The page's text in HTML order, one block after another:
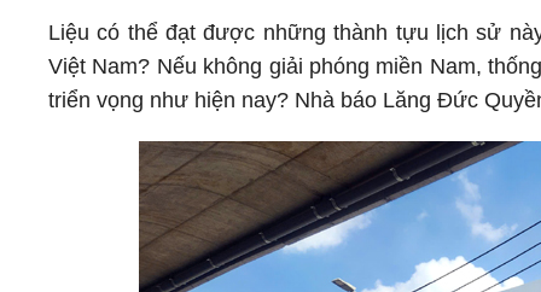
Liệu có thể đạt được những thành tựu lịch sử
Việt Nam? Nếu không giải phóng miền Nam,
triển vọng như hiện nay? Nhà báo Lăng Đức